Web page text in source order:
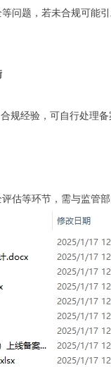
问题，若未合规可能
合规经验，可自行处理
估等环节，需与监管